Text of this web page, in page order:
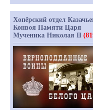
Хопёрский отдел
Конвоя Памяти Царя
Мученика Николая II